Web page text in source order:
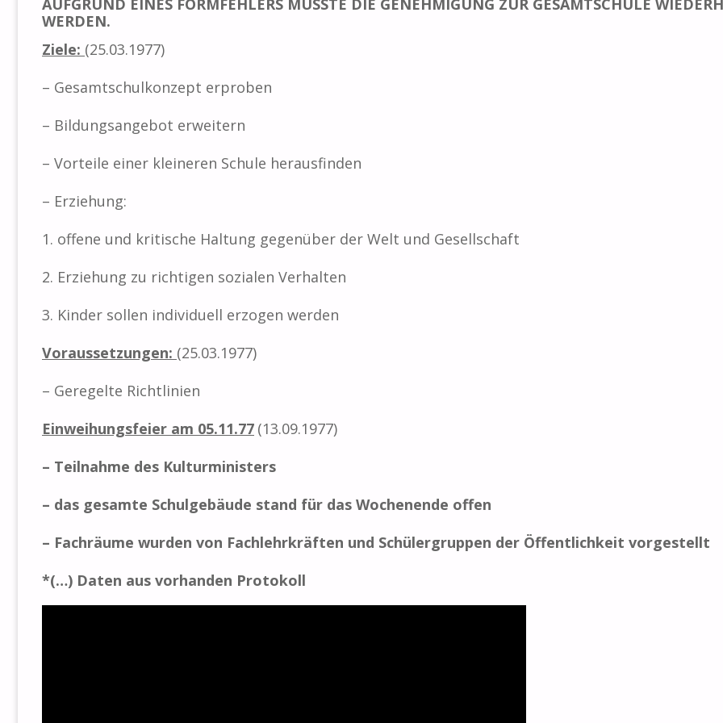
WERDEN.
Ziele: (25.03.1977)
– Gesamtschulkonzept erproben
– Bildungsangebot erweitern
– Vorteile einer kleineren Schule herausfinden
– Erziehung:
1. offene und kritische Haltung gegenüber der Welt und Gesellschaft
2. Erziehung zu richtigen sozialen Verhalten
3. Kinder sollen individuell erzogen werden
Voraussetzungen: (25.03.1977)
– Geregelte Richtlinien
Einweihungsfeier am 05.11.77 (13.09.1977)
– Teilnahme des Kulturministers
– das gesamte Schulgebäude stand für das Wochenende offen
– Fachräume wurden von Fachlehrkräften und Schülergruppen der Öffentlichkeit vorgestellt
*(…) Daten aus vorhanden Protokoll